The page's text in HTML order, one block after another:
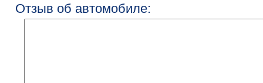
Отзыв об автомобиле: